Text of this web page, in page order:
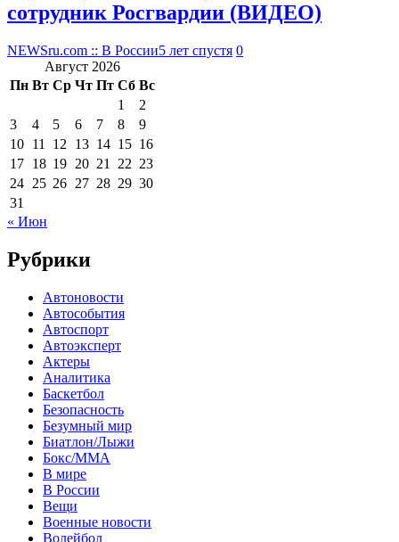
сотрудник Росгвардии (ВИДЕО)
NEWSru.com :: В России5 лет спустя 0
Август 2026
Пн Вт Ср Чт Пт Сб Вс
1
2
3
4 5 6 7 8
9
10 11 12 13 14 15 16
17 18 19 20 21 22 23
24 25 26 27 28 29 30
31
« Июн
Рубрики
Автоновости
Автособытия
Автоспорт
Автоэксперт
Актеры
Аналитика
Баскетбол
Безопасность
Безумный мир
Биатлон/Лыжи
Бокс/MMA
В мире
В России
Вещи
Военные новости
Волейбол